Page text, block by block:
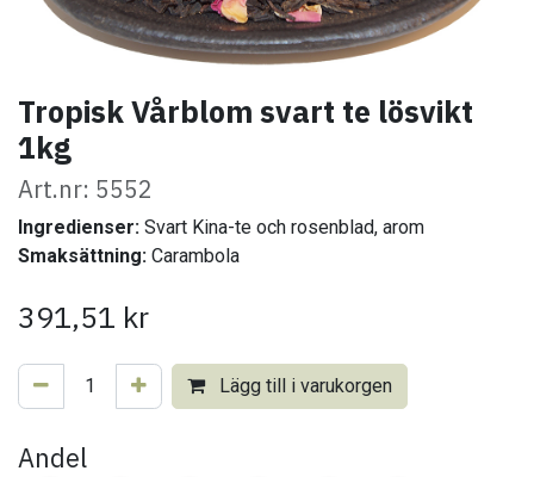
Tropisk Vårblom svart te lösvikt
1kg
Art.nr: 5552
Ingredienser: Svart Kina-te och rosenblad, arom
Smaksättning: Carambola
391,51 kr
Lägg till i varukorgen
Andel